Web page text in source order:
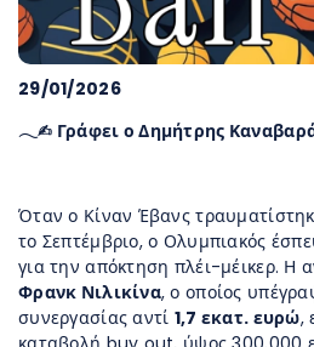
29/01/2026
𓂃✍︎ Γράφει ο Δημήτρης
Όταν ο Κίναν Έβανς
το Σεπτέμβριο, ο Ολυμπιακός
για την απόκτηση πλέι-μέικερ. Η
Φρανκ Νιλικίνα, ο οποίος
συνεργασίας αντί 1,7 εκατ. ευρώ,